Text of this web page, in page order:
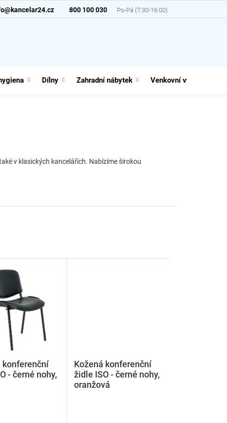
800 100 030
Dílny Zahradní nábytek Venkovní vybavení
v klasických kancelářích. Nabízíme širokou
konferenční
- černé nohy,
Kožená konferenční
židle ISO - černé nohy,
oranžová